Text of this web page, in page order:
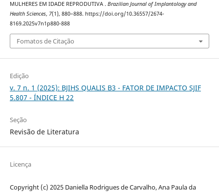
MULHERES EM IDADE REPRODUTIVA . Brazilian Journal of Implantology and
Health Sciences, 7(1), 880–888. https://doi.org/10.36557/2674-
8169.2025v7n1p880-888
Fomatos de Citação
Edição
v. 7 n. 1 (2025): BJIHS QUALIS B3 - FATOR DE IMPACTO SJIF
5.807 - ÍNDICE H 22
Seção
Revisão de Literatura
Licença
Copyright (c) 2025 Daniella Rodrigues de Carvalho, Ana Paula da